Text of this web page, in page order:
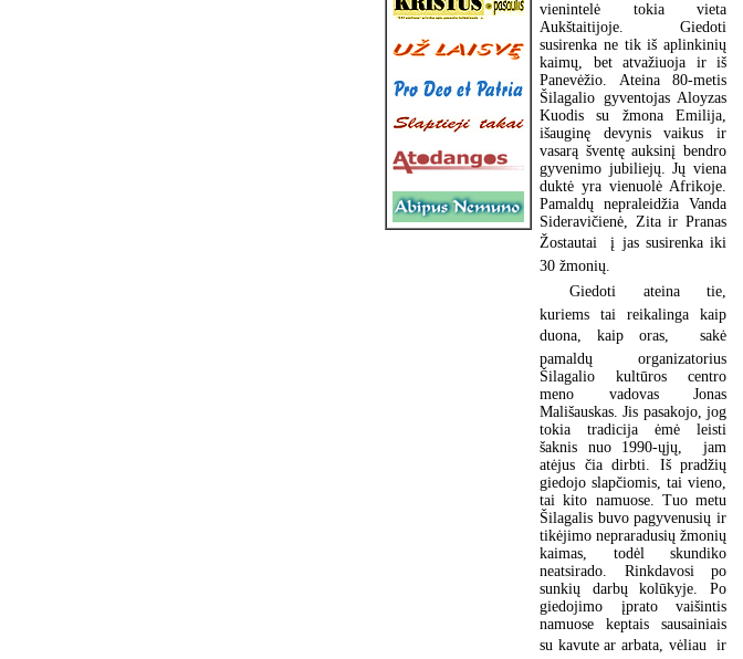
vienintelė tokia vieta
Aukštaitijoje. Giedoti
susirenka ne tik iš aplinkinių
kaimų, bet atvažiuoja ir iš
Panevėžio. Ateina 80-metis
Šilagalio gyventojas Aloyzas
Kuodis su žmona Emilija,
išauginę devynis vaikus ir
vasarą šventę auksinį bendro
gyvenimo jubiliejų. Jų viena
duktė yra vienuolė Afrikoje.
Pamaldų nepraleidžia Vanda
Sideravičienė, Zita ir Pranas
Žostautai  į jas susirenka iki
30 žmonių.
Giedoti ateina tie,
kuriems tai reikalinga kaip
duona, kaip oras,  sakė
pamaldų organizatorius
Šilagalio kultūros centro
meno vadovas Jonas
Mališauskas. Jis pasakojo, jog
tokia tradicija ėmė leisti
šaknis nuo 1990-ųjų, jam
atėjus čia dirbti. Iš pradžių
giedojo slapčiomis, tai vieno,
tai kito namuose. Tuo metu
Šilagalis buvo pagyvenusių ir
tikėjimo nepraradusių žmonių
kaimas, todėl skundiko
neatsirado. Rinkdavosi po
sunkių darbų kolūkyje. Po
giedojimo įprato vaišintis
namuose keptais sausainiais
su kavute ar arbata, vėliau  ir